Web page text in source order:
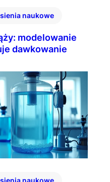
naukowe
modelowanie
dawkowanie
naukowe